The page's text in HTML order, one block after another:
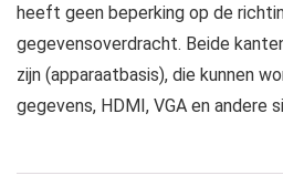
heeft geen beperking op de
gegevensoverdracht. Beide
zijn (apparaatbasis), die kunnen
gegevens, HDMI, VGA en andere